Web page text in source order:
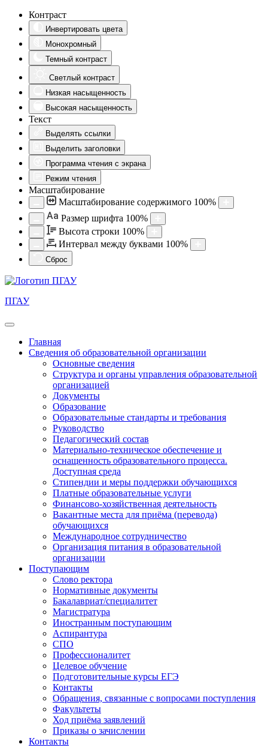
Контраст
Инвертировать цвета
Монохромный
Темный контраст
Светлый контраст
Низкая насыщенность
Высокая насыщенность
Текст
Выделять ссылки
Выделить заголовки
Программа чтения с экрана
Режим чтения
Масштабирование
Масштабирование содержимого 100%
Aa Размер шрифта 100%
Высота строки 100%
Интервал между буквами 100%
Сброс
ПГАУ
Главная
Сведения об образовательной организации
Основные сведения
Структура и органы управления образовательной
организацией
Документы
Образование
Образовательные стандарты и требования
Руководство
Педагогический состав
Материально-техническое обеспечение и
оснащенность образовательного процесса.
Доступная среда
Стипендии и меры поддержки обучающихся
Платные образовательные услуги
Финансово-хозяйственная деятельность
Вакантные места для приёма (перевода)
обучающихся
Международное сотрудничество
Организация питания в образовательной
организации
Поступающим
Слово ректора
Нормативные документы
Бакалавриат/специалитет
Магистратура
Иностранным поступающим
Аспирантура
СПО
Профессионалитет
Целевое обучение
Подготовительные курсы ЕГЭ
Контакты
Обращения, связанные с вопросами поступления
Факультеты
Ход приёма заявлений
Приказы о зачислении
Контакты